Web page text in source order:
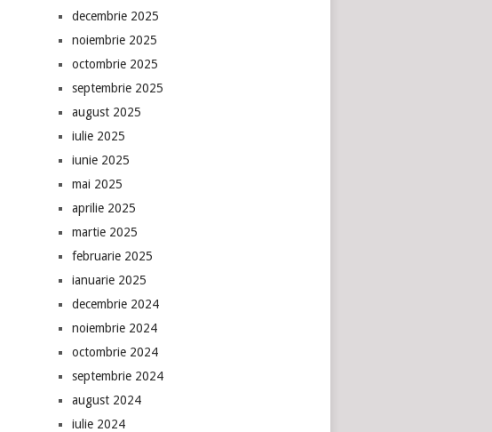
decembrie 2025
noiembrie 2025
octombrie 2025
septembrie 2025
august 2025
iulie 2025
iunie 2025
mai 2025
aprilie 2025
martie 2025
februarie 2025
ianuarie 2025
decembrie 2024
noiembrie 2024
octombrie 2024
septembrie 2024
august 2024
iulie 2024